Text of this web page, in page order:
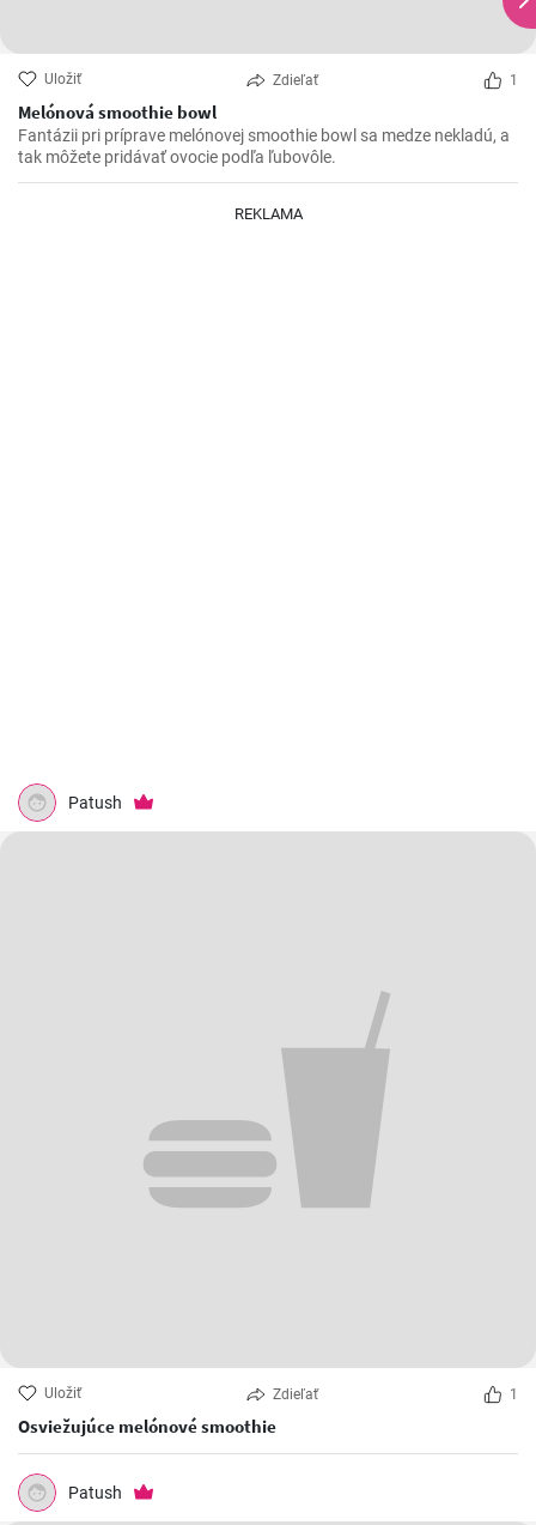
Uložiť Zdieľať 1
Melónová smoothie bowl
Fantázii pri príprave melónovej smoothie bowl sa medze nekladú, a
tak môžete pridávať ovocie podľa ľubovôle.
REKLAMA
Patush
Uložiť Zdieľať 1
Osviežujúce melónové smoothie
Patush